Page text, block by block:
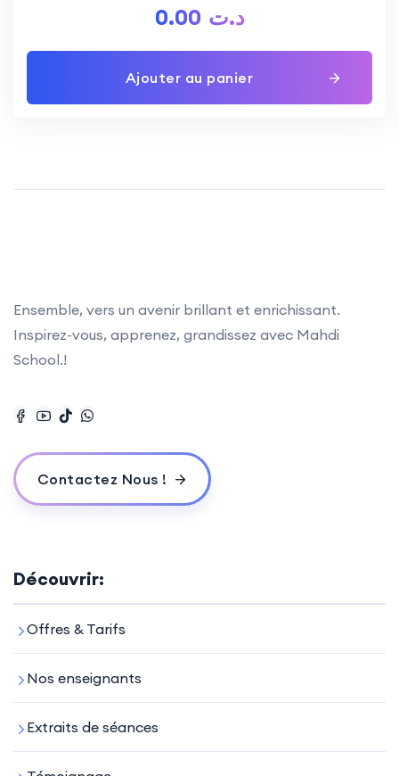
0.00 د.ت
Ajouter au panier
Ensemble, vers un avenir brillant et enrichissant.
Inspirez-vous, apprenez, grandissez avec Mahdi
School.!
Contactez Nous !
Découvrir:
Offres & Tarifs
Nos enseignants
Extraits de séances